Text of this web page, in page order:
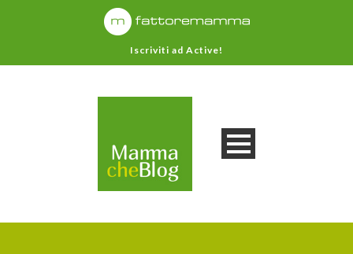
Iscriviti ad Active!